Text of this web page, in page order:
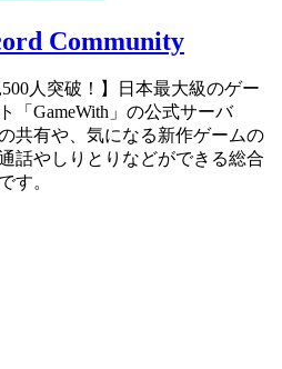
Community
人突破！】日本最大級のゲー
「GameWith」の公式サーバ
共有や、気になる新作ゲームの
話やしりとりなどができる総合
す。